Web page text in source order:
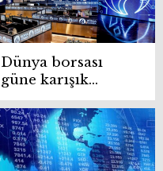
Dünya borsası
güne karışık
başaldı